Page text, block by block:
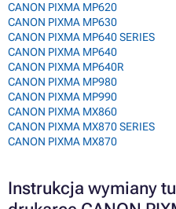
CANON PIXMA MP620
CANON PIXMA MP630
CANON PIXMA MP640 SERIES
CANON PIXMA MP640
CANON PIXMA MP640R
CANON PIXMA MP980
CANON PIXMA MP990
CANON PIXMA MX860
CANON PIXMA MX870 SERIES
CANON PIXMA MX870
Instrukcja wymiany